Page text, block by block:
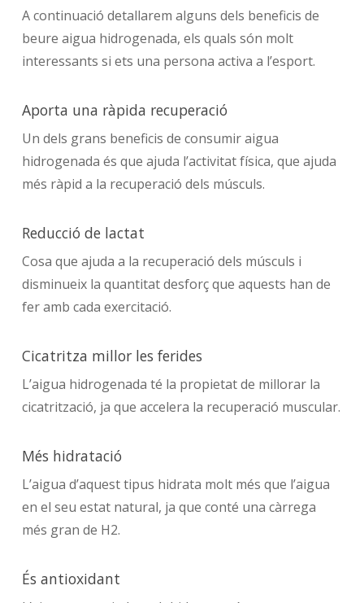
A continuació detallarem alguns dels beneficis de
beure aigua hidrogenada, els quals són molt
interessants si ets una persona activa a l’esport.
Aporta una ràpida recuperació
Un dels grans beneficis de consumir aigua
hidrogenada és que ajuda l’activitat física, que ajuda
més ràpid a la recuperació dels músculs.
Reducció de lactat
Cosa que ajuda a la recuperació dels músculs i
disminueix la quantitat desforç que aquests han de
fer amb cada exercitació.
Cicatritza millor les ferides
L’aigua hidrogenada té la propietat de millorar la
cicatrització, ja que accelera la recuperació muscular.
Més hidratació
L’aigua d’aquest tipus hidrata molt més que l’aigua
en el seu estat natural, ja que conté una càrrega
més gran de H2.
És antioxidant